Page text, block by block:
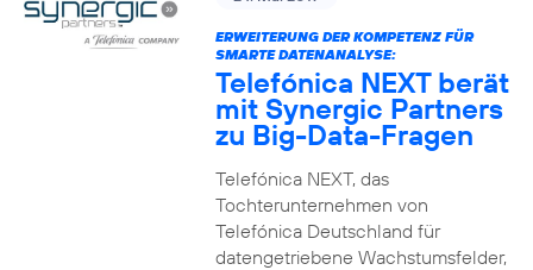
ERWEITERUNG DER KOMPETENZ FÜR
SMARTE DATENANALYSE:
Telefónica NEXT berät
mit Synergic Partners
zu Big-Data-Fragen
Telefónica NEXT, das
Tochterunternehmen von
Telefónica Deutschland für
datengetriebene Wachstumsfelder,